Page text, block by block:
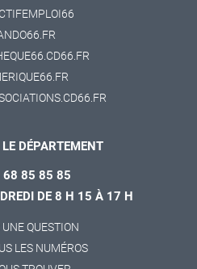
DÉPARTEMENT
68 85 85 85
DE 8 H 15 À 17 H
UNE QUESTION
LES NUMÉROS